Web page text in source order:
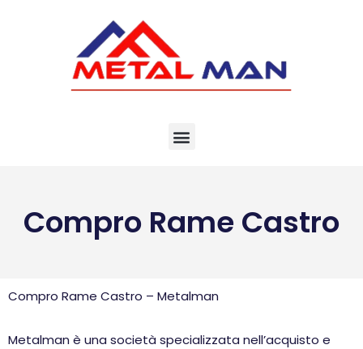
Compro Rame Castro
Compro Rame Castro – Metalman
Metalman è una società specializzata nell’acquisto e